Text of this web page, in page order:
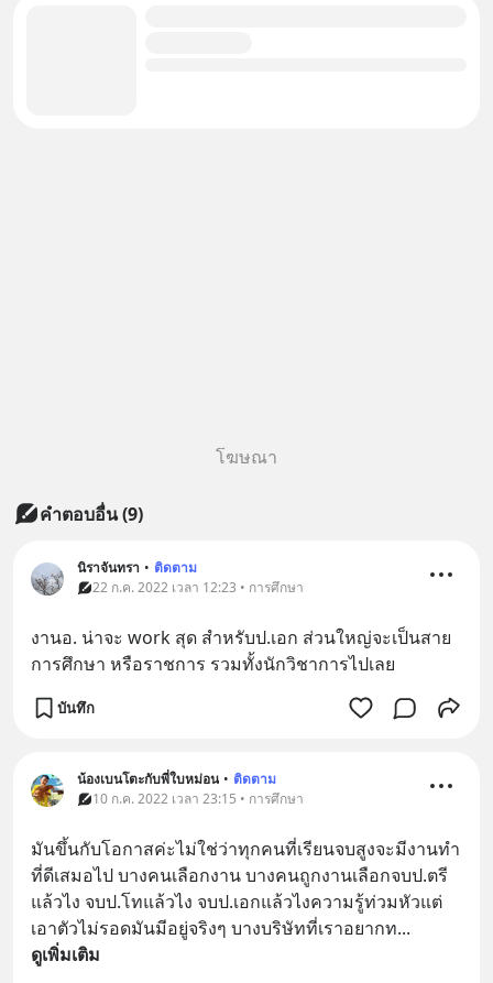
โฆษณา
คำตอบอื่น(9)
นิราจันทรา • ติดตาม
22 ก.ค. 2022 เวลา 12:23 • การศึกษา
งานอ. น่าจะ work สุด สำหรับป.เอก ส่วนใหญ่จะเป็นสาย
การศึกษา หรือราชการ รวมทั้งนักวิชาการไปเลย
บันทึก
น้องเบนโตะกับพี่ใบหม่อน • ติดตาม
10 ก.ค. 2022 เวลา 23:15 • การศึกษา
มันขึ้นกับโอกาสค่ะไม่ใช่ว่าทุกคนที่เรียนจบสูงจะมีงานทำ
ที่ดีเสมอไป บางคนเลือกงาน บางคนถูกงานเลือกจบป.ตรี
แล้วไง จบป.โทแล้วไง จบป.เอกแล้วไงความรู้ท่วมหัวแต่
เอาตัวไม่รอดมันมีอยู่จริงๆ บางบริษัทที่เราอยากท...
ดูเพิ่มเติม